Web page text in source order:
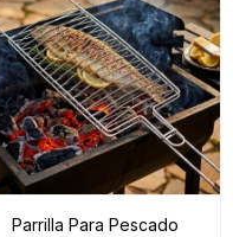
Parrilla Para Pescado